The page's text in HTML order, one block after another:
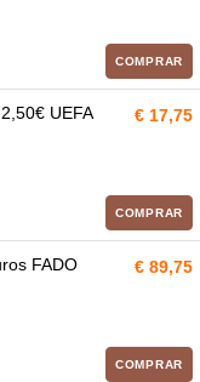
COMPRAR
UEFA
€ 17,75
COMPRAR
FADO
€ 89,75
COMPRAR